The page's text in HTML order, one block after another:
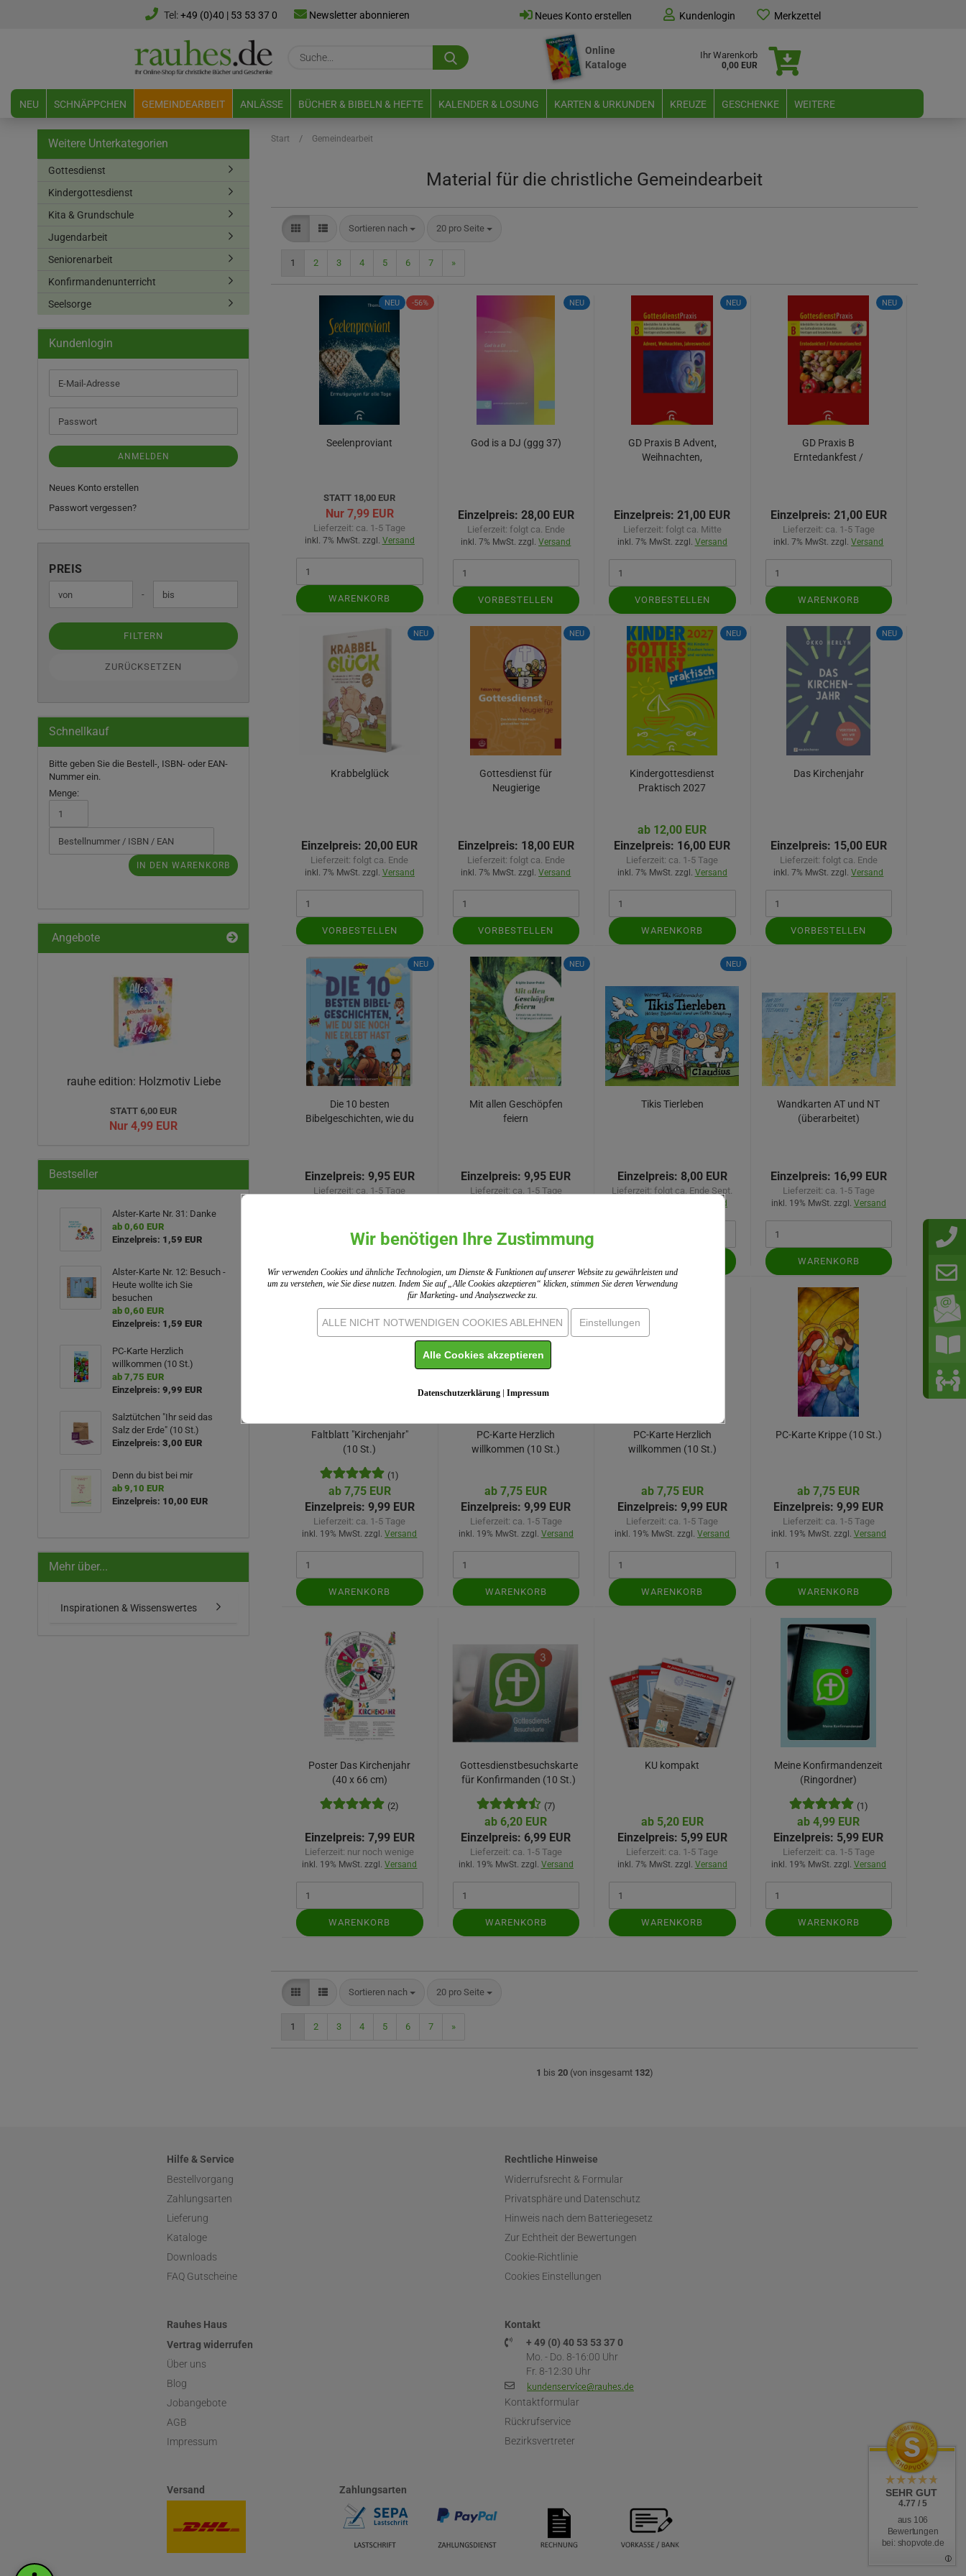
Tel:+49 (0)40 | 53 53 37 0 Newsletter abonnieren Neues Konto erstellen Kundenlogin Merkzettel
Suche...
Online
Kataloge
Ihr Warenkorb
0,00 EUR
NEU SCHNÄPPCHEN GEMEINDEARBEIT ANLÄSSE BÜCHER & BIBELN & HEFTE KALENDER & LOSUNG KARTEN & URKUNDEN KREUZE GESCHENKE WEITERE
Start / Gemeindearbeit
Material für die christliche Gemeindearbeit
Sortieren nach
Sortieren nach 20 pro Seite
pro Seite
1 2 3 4 5 6 7 »
NEU -56%
Seelenproviant
STATT 18,00 EUR
Nur 7,99 EUR
Lieferzeit: ca. 1-5 Tage
inkl. 7% MwSt. zzgl. Versand
WARENKORB
NEU
God is a DJ (ggg 37)
Einzelpreis: 28,00 EUR
Lieferzeit: folgt ca. Ende
inkl. 7% MwSt. zzgl.Versand
VORBESTELLEN
NEU
GD Praxis B Advent,
Weihnachten,
Einzelpreis: 21,00 EUR
Lieferzeit: folgt ca. Mitte
inkl. 7% MwSt. zzgl. Versand
VORBESTELLEN
NEU
GD Praxis B
Erntedankfest /
Einzelpreis: 21,00 EUR
Lieferzeit: ca. 1-5 Tage
inkl. 7% MwSt. zzgl.Versand
WARENKORB
NEU
Krabbelglück
Einzelpreis: 20,00 EUR
Lieferzeit:folgt ca. Ende
inkl. 7% MwSt. zzgl. Versand
VORBESTELLEN
NEU
Gottesdienst für
Neugierige
Einzelpreis: 18,00 EUR
Lieferzeit: folgt ca. Ende
inkl. 7% MwSt. zzgl.Versand
VORBESTELLEN
NEU
Kindergottesdienst
Praktisch 2027
ab 12,00 EUR
Einzelpreis: 16,00 EUR
Lieferzeit: ca. 1-5 Tage
inkl. 7% MwSt. zzgl. Versand
WARENKORB
NEU
Das Kirchenjahr
Einzelpreis: 15,00 EUR
Lieferzeit: folgt ca. Ende
inkl. 7% MwSt. zzgl.Versand
VORBESTELLEN
NEU
Die 10 besten
Bibelgeschichten, wie du
Einzelpreis: 9,95 EUR
Lieferzeit: ca. 1-5 Tage
NEU
Mit allen Geschöpfen
feiern
Einzelpreis: 9,95 EUR
Lieferzeit: ca. 1-5 Tage
NEU
Tikis Tierleben
Einzelpreis: 8,00 EUR
Lieferzeit:folgt ca. Ende Sept.
Versand
Wandkarten AT und NT
(überarbeitet)
Einzelpreis: 16,99 EUR
Lieferzeit: ca. 1-5 Tage
inkl. 19% MwSt. zzgl. Versand
WARENKORB
Faltblatt "Kirchenjahr"
(10 St.)
(1)
ab 7,75 EUR
Einzelpreis: 9,99 EUR
Lieferzeit: ca. 1-5 Tage
inkl. 19% MwSt. zzgl.Versand
WARENKORB
PC-Karte Herzlich
willkommen (10 St.)
ab 7,75 EUR
Einzelpreis: 9,99 EUR
Lieferzeit: ca. 1-5 Tage
inkl. 19% MwSt. zzgl. Versand
WARENKORB
PC-Karte Herzlich
willkommen (10 St.)
ab 7,75 EUR
Einzelpreis: 9,99 EUR
Lieferzeit: ca. 1-5 Tage
inkl. 19% MwSt. zzgl.Versand
WARENKORB
PC-Karte Krippe (10 St.)
ab 7,75 EUR
Einzelpreis: 9,99 EUR
Lieferzeit: ca. 1-5 Tage
inkl. 19% MwSt. zzgl. Versand
WARENKORB
Poster Das Kirchenjahr
(40 x 66 cm)
(2)
Einzelpreis: 7,99 EUR
Lieferzeit: nur noch wenige
inkl. 19% MwSt. zzgl.Versand
WARENKORB
Gottesdienstbesuchskarte
für Konfirmanden (10 St.)
(7)
ab 6,20 EUR
Einzelpreis: 6,99 EUR
Lieferzeit: ca. 1-5 Tage
inkl. 19% MwSt. zzgl. Versand
WARENKORB
KU kompakt
ab 5,20 EUR
Einzelpreis: 5,99 EUR
Lieferzeit: ca. 1-5 Tage
inkl. 7% MwSt. zzgl. Versand
WARENKORB
Meine Konfirmandenzeit
(Ringordner)
(1)
ab 4,99 EUR
Einzelpreis: 5,99 EUR
Lieferzeit: ca. 1-5 Tage
inkl. 19% MwSt. zzgl. Versand
WARENKORB
Sortieren nach
Sortieren nach 20 pro Seite
pro Seite
1 2 3 4 5 6 7 »
1 bis 20(von insgesamt 132)
Weitere Unterkategorien
Gottesdienst
Kindergottesdienst
Kita & Grundschule
Jugendarbeit
Seniorenarbeit
Konfirmandenunterricht
Seelsorge
Kundenlogin
E-
Mail-
Adresse
Passwort
ANMELDEN
Neues Konto erstellen
Passwort vergessen?
PREIS
Preis bis -
FILTERN
ZURÜCKSETZEN
Schnellkauf
BITTE
GEBEN
SIE
DIE
BESTELL-,
ISBN-
ODER
EAN-
Bitte geben Sie die Bestell-, ISBN- oder EAN-
Nummer ein.
Menge:
IN DEN WARENKORB
Angebote
rauhe edition: Holzmotiv Liebe
STATT 6,00 EUR
Nur 4,99 EUR
Bestseller
Alster-Karte Nr. 31: Danke
ab 0,60 EUR
Einzelpreis: 1,59 EUR
Alster-Karte Nr. 12: Besuch -
Heute wollte ich Sie
besuchen
ab 0,60 EUR
Einzelpreis: 1,59 EUR
PC-Karte Herzlich
willkommen (10 St.)
ab 7,75 EUR
Einzelpreis: 9,99 EUR
Salztütchen "Ihr seid das
Salz der Erde" (10 St.)
Einzelpreis: 3,00 EUR
Denn du bist bei mir
ab 9,10 EUR
Einzelpreis: 10,00 EUR
Mehr über...
Inspirationen & Wissenswertes
Hilfe & Service
Bestellvorgang
Zahlungsarten
Lieferung
Kataloge
Downloads
FAQ Gutscheine
Rechtliche Hinweise
Widerrufsrecht & Formular
Privatsphäre und Datenschutz
Hinweis nach dem Batteriegesetz
Zur Echtheit der Bewertungen
Cookie-Richtlinie
Cookies Einstellungen
Rauhes Haus
Vertrag widerrufen
Über uns
Blog
Jobangebote
AGB
Impressum
Kontakt
+ 49 (0) 40 53 53 37 0
Mo. - Do. 8-16:00 Uhr
Fr. 8-12:30 Uhr
Kontaktformular
Rückrufservice
Bezirksvertreter
Versand Zahlungsarten
Wir benötigen Ihre Zustimmung
Wir verwenden Cookies und ähnliche Technologien, um Dienste & Funktionen auf unserer Website zu gewährleisten und
um zu verstehen, wie Sie diese nutzen. Indem Sie auf „Alle Cookies akzeptieren“ klicken, stimmen Sie deren Verwendung
für Marketing- und Analysezwecke zu.
ALLE NICHT NOTWENDIGEN COOKIES ABLEHNEN Einstellungen
Alle Cookies akzeptieren
Datenschutzerklärung| Impressum
SEHR GUT
4.77 / 5
aus 106
Bewertungen
bei: shopvote.de